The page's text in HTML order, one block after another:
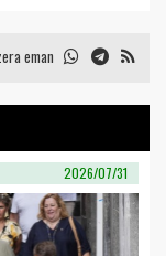
eman
2026/07/31